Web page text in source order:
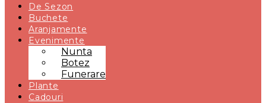
De Sezon
Buchete
Aranjamente
Evenimente
Nunta
Botez
Funerare
Plante
Cadouri